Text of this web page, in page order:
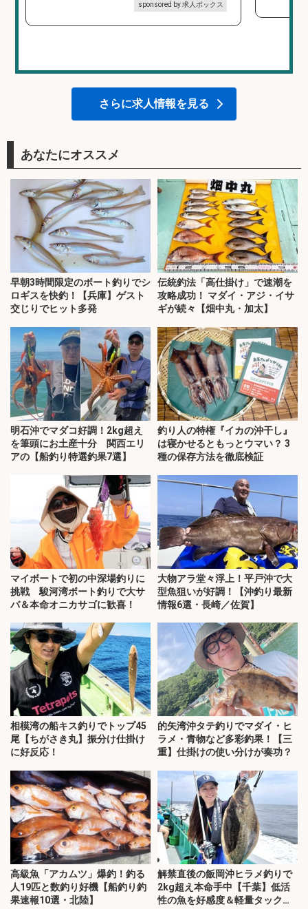
sponsored by 求人ボックス
さらに求人情報を見る
あなたにオススメ
早朝3時間限定のボート釣りでシ
ロギスを快釣！【兵庫】ゲスト
交じりでヒット多発
伝統釣法「高仕掛け」で速潮を
攻略成功！ マダイ・アジ・イサ
ギが続々【畑中丸・加太】
明石沖でマダコ好調！2kg超え
を筆頭にお土産十分 関西エリ
アの【船釣り特選釣果7選】
釣り人の特権『イカの沖干し』
は寝かせるともっとウマい？ 3
種の保存方法を徹底検証
マイボートで初の中深場釣りに
挑戦 駿河湾ボート釣りで大サ
バ＆本命オニカサゴに歓喜！
大物アラ堂々浮上！平戸沖で大
型魚狙いが好調！【沖釣り最新
情報6選・長崎／佐賀】
相模湾の船キス釣りでトップ45
尾【ちがさき丸】振分け仕掛け
に好反応！
的矢湾沖タテ釣りでマダイ・ヒ
ラメ・青物など多彩釣果！【三
重】仕掛けの使い分けが奏功？
高級魚「アカムツ」爆釣！釣る
人19匹と数釣り好機【船釣り釣
果速報10選・北陸】
解禁直後の飯岡沖ヒラメ釣りで
2kg超え本命手中【千葉】低活
性の魚を好感度＆軽量タックル